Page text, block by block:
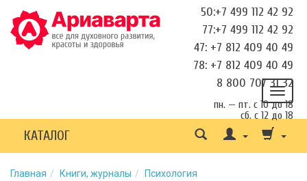
50:+7 499 112 42 92
77:+7 499 112 42 92
47: +7 812 409 40 49
78: +7 812 409 40 49
8 800 707 31 32
пн. — пт. с 10 до 18
сб. с 12 до 18
КАТАЛОГ
Главная Книги, журналы
Психология